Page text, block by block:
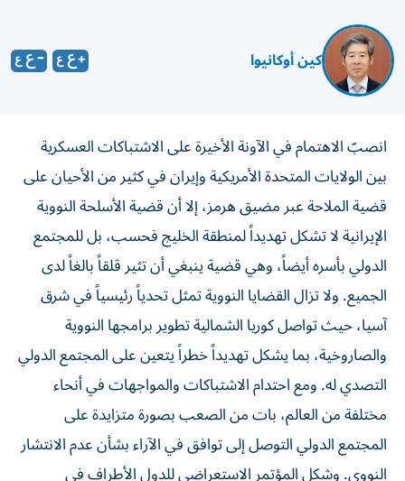
كين أوكانيوا
انصبّ الاهتمام في الآونة الأخيرة على الاشتباكات العسكرية
بين الولايات المتحدة الأمريكية وإيران في كثير من الأحيان على
قضية الملاحة عبر مضيق هرمز، إلا أن قضية الأسلحة النووية
الإيرانية لا تشكل تهديداً لمنطقة الخليج فحسب، بل للمجتمع
الدولي بأسره أيضاً، وهي قضية ينبغي أن تثير قلقاً بالغاً لدى
الجميع. ولا تزال القضايا النووية تمثل تحدياً رئيسياً في شرق
آسيا، حيث تواصل كوريا الشمالية تطوير برامجها النووية
والصاروخية، بما يشكل تهديداً خطراً يتعين على المجتمع الدولي
التصدي له. ومع احتدام الاشتباكات والمواجهات في أنحاء
مختلفة من العالم، بات من الصعب بصورة متزايدة على
المجتمع الدولي التوصل إلى توافق في الآراء بشأن عدم الانتشار